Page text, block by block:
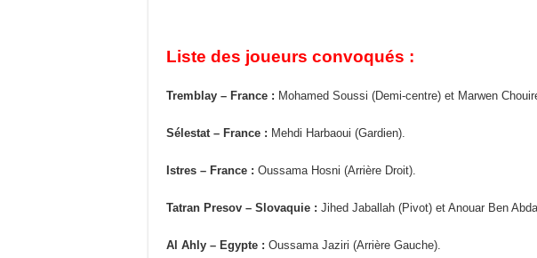
Liste des joueurs convoqués :
Tremblay – France : Mohamed Soussi (Demi-centre) et Marwen
Sélestat – France : Mehdi Harbaoui (Gardien).
Istres – France : Oussama Hosni (Arrière Droit).
Tatran Presov – Slovaquie : Jihed Jaballah (Pivot) et Anouar Ben
Al Ahly – Egypte : Oussama Jaziri (Arrière Gauche).